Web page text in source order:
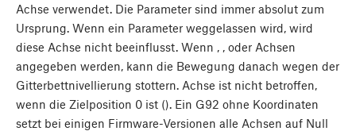
Achse verwendet. Die Parameter sind immer absolut zum
Ursprung. Wenn ein Parameter weggelassen wird, wird
diese Achse nicht beeinflusst. Wenn , , oder Achsen
angegeben werden, kann die Bewegung danach wegen der
Gitterbettnivellierung stottern. Achse ist nicht betroffen,
wenn die Zielposition 0 ist (). Ein G92 ohne Koordinaten
setzt bei einigen Firmware-Versionen alle Achsen auf Null